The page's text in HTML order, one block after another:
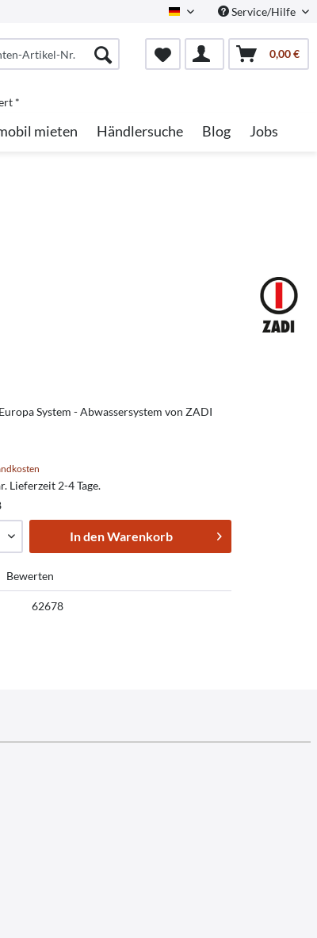
German Service/Hilfe
0,00 €
*
mieten Händlersuche Blog Jobs
System - Abwassersystem von ZADI
Lieferzeit 2-4 Tage.
In denWarenkorb
Bewerten
62678